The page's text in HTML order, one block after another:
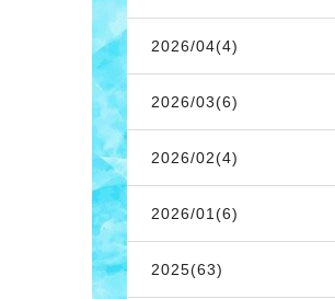
2026/04(4)
2026/03(6)
2026/02(4)
2026/01(6)
2025(63)